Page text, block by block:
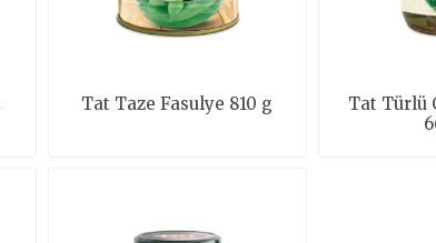
Tat Taze Fasulye 810 g
Tat Türlü